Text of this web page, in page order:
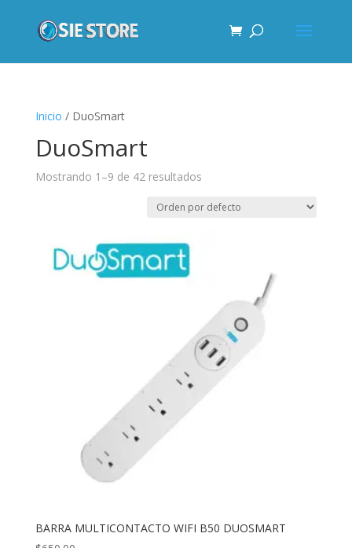
Inicio / DuoSmart
DuoSmart
Mostrando 1–9 de 42 resultados
BARRA MULTICONTACTO WIFI B50 DUOSMART